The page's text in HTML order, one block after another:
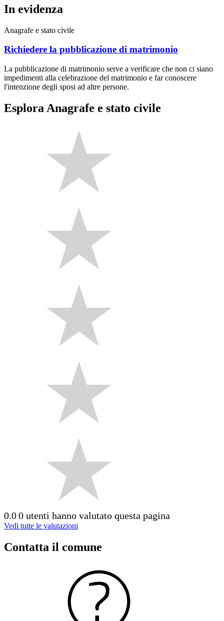
In evidenza
Anagrafe e stato civile
Richiedere la pubblicazione di matrimonio
La pubblicazione di matrimonio serve a verificare che non ci siano
impedimenti alla celebrazione del matrimonio e far conoscere
l'intenzione degli sposi ad altre persone.
Esplora Anagrafe e stato civile
0.00 utenti hanno valutato questa pagina
Vedi tutte le valutazioni
Contatta il comune